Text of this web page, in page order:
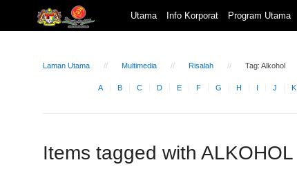
Utama Info Korporat Program Utama
Laman Utama Multimedia Risalah Tag: Alkohol
A B C D E F G H I J K
Items tagged with ALKOHOL